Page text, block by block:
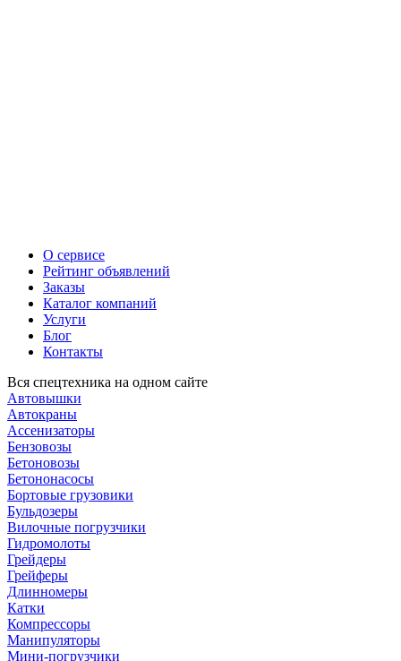
О сервисе
Рейтинг объявлений
Заказы
Каталог компаний
Услуги
Блог
Контакты
Вся спецтехника на одном сайте
Автовышки
Автокраны
Ассенизаторы
Бензовозы
Бетоновозы
Бетононасосы
Бортовые грузовики
Бульдозеры
Вилочные погрузчики
Гидромолоты
Грейдеры
Грейферы
Длинномеры
Катки
Компрессоры
Манипуляторы
Мини-погрузчики